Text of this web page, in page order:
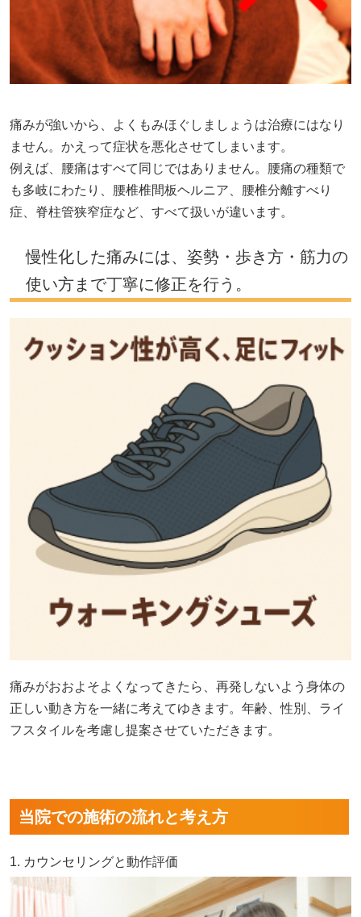
痛みが強いから、よくもみほぐしましょうは治療にはなり
ません。かえって症状を悪化させてしまいます。
例えば、腰痛はすべて同じではありません。腰痛の種類で
も多岐にわたり、腰椎椎間板ヘルニア、腰椎分離すべり
症、脊柱管狭窄症など、すべて扱いが違います。
慢性化した痛みには、姿勢・歩き方・筋力の
使い方まで丁寧に修正を行う。
痛みがおおよそよくなってきたら、再発しないよう身体の
正しい動き方を一緒に考えてゆきます。年齢、性別、ライ
フスタイルを考慮し提案させていただきます。
当院での施術の流れと考え方
1. カウンセリングと動作評価